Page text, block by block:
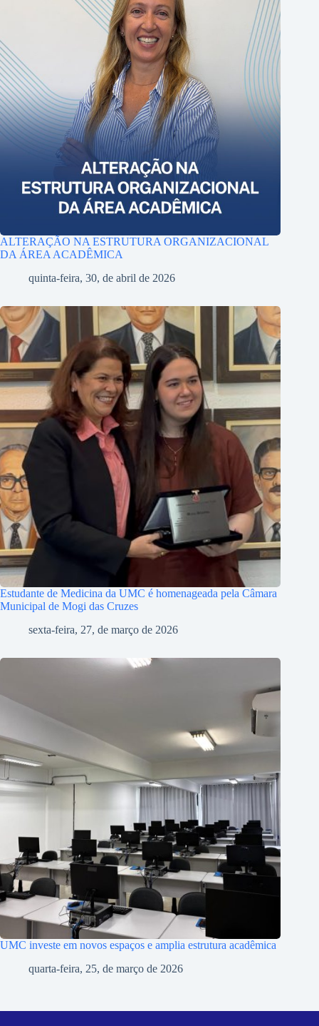
ALTERAÇÃO NA ESTRUTURA ORGANIZACIONAL
DA ÁREA ACADÊMICA
quinta-feira, 30, de abril de 2026
Estudante de Medicina da UMC é homenageada pela Câmara
Municipal de Mogi das Cruzes
sexta-feira, 27, de março de 2026
UMC investe em novos espaços e amplia estrutura acadêmica
quarta-feira, 25, de março de 2026